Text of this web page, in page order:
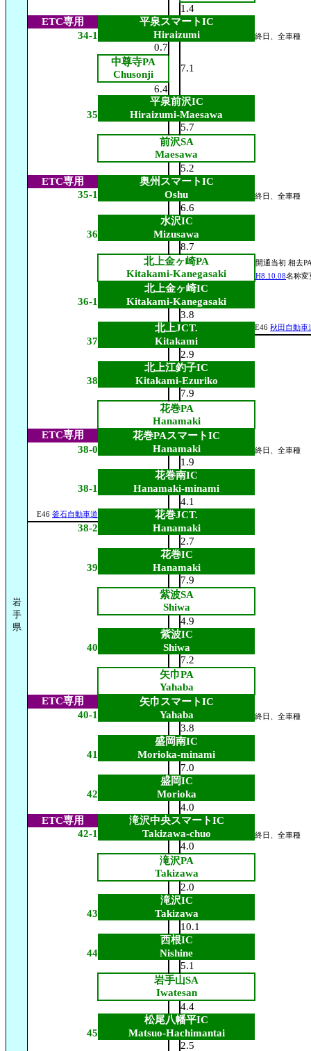
岩
手
県
1.4
ETC専用
平泉スマートIC
34-1
Hiraizumi 終日、全車種
0.7
中尊寺PA
7.1
Chusonji
6.4
平泉前沢IC
35
Hiraizumi-Maesawa
5.7
前沢SA
Maesawa
5.2
ETC専用
奥州スマートIC
35-1
Oshu 終日、全車種
6.6
水沢IC
36
Mizusawa
8.7
北上金ヶ崎PA
開通当初 相去
Kitakami-Kanegasaki H8.10.08名称変
北上金ヶ崎IC
36-1
Kitakami-Kanegasaki
3.8
北上JCT.
E46 秋田自動車
37
Kitakami
2.9
北上江釣子IC
38
Kitakami-Ezuriko
7.9
花巻PA
Hanamaki
ETC専用
花巻PAスマートIC
38-0
Hanamaki 終日、全車種
1.9
花巻南IC
38-1
Hanamaki-minami
4.1
E46 釜石自動車道
花巻JCT.
38-2
Hanamaki
2.7
花巻IC
39
Hanamaki
7.9
紫波SA
Shiwa
4.9
紫波IC
40
Shiwa
7.2
矢巾PA
Yahaba
ETC専用
矢巾スマートIC
40-1
Yahaba 終日、全車種
3.8
盛岡南IC
41
Morioka-minami
7.0
盛岡IC
42
Morioka
4.0
ETC専用
滝沢中央スマートIC
42-1
Takizawa-chuo 終日、全車種
4.0
滝沢PA
Takizawa
2.0
滝沢IC
43
Takizawa
10.1
西根IC
44
Nishine
5.1
岩手山SA
Iwatesan
4.4
松尾八幡平IC
45
Matsuo-Hachimantai
2.5